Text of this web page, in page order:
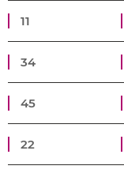
11
34
45
22